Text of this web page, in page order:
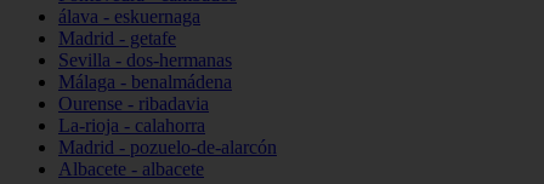
álava - eskuernaga
Madrid - getafe
Sevilla - dos-hermanas
Málaga - benalmádena
Ourense - ribadavia
La-rioja - calahorra
Madrid - pozuelo-de-alarcón
Albacete - albacete